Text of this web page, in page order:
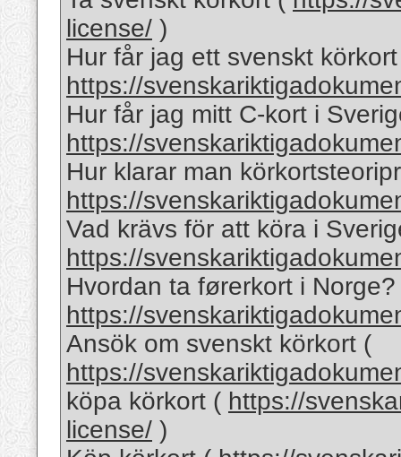
license/ )
Hur får jag ett svenskt
https://
Hur får jag mitt C-kort i
https://
Hur klarar man
https://
Vad krävs för att köra i
https://
Hvordan ta førerkort i Norge?
https://
Ansök om svenskt körkort (
https://
köpa körkort ( https://
license/ )